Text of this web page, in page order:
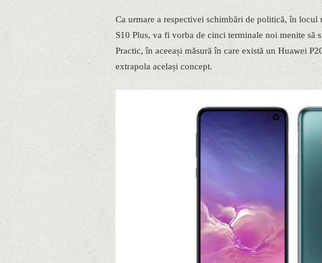
Ca urmare a respectivei schimbări de politică, în
S10 Plus, va fi vorba de cinci terminale noi menite să
Practic, în aceeași măsură în care există un Huawei
extrapola același concept.